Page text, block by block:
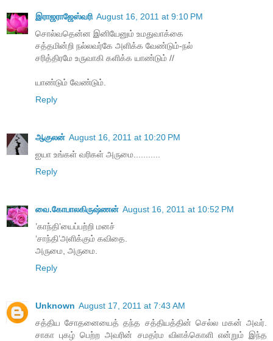
இராஜராஜேஸ்வரி August 16, 2011 at 9:10 PM
சொல்வதென்ன இனியேனும் உமதுவாக்கை
சத்தமின்றி நல்லவர்கே அளிக்க வேண்டும்-நல்
சரித்திரமே உருவாகி களிக்க யாண்டும் //
யாண்டும் வேண்டும்.
Reply
ஆகுலன் August 16, 2011 at 10:20 PM
ஐயா உங்கள் வரிகள் அருமை...........
Reply
வை.கோபாலகிருஷ்ணன் August 16, 2011 at 10:52 PM
’காந்தி’யைப்பற்றி மனச்
‘சாந்தி’அளிக்கும் கவிதை.
அருமை, அருமை.
Reply
Unknown August 17, 2011 at 7:43 AM
சத்திய சோதனையைத் தந்த சத்தியத்தின் செல்ல மகன் அவர்.
சாகா புகழ் பெற்ற அவரின் சமதர்ம விளக்கொளி என்றும் இந்த